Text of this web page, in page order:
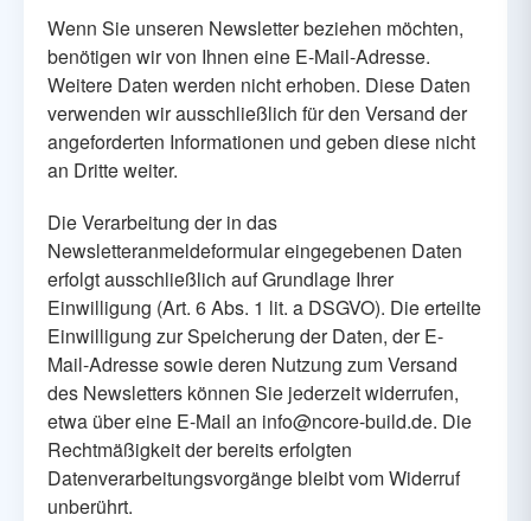
Wenn Sie unseren Newsletter beziehen möchten,
benötigen wir von Ihnen eine E-Mail-Adresse.
Weitere Daten werden nicht erhoben. Diese Daten
verwenden wir ausschließlich für den Versand der
angeforderten Informationen und geben diese nicht
an Dritte weiter.
Die Verarbeitung der in das
Newsletteranmeldeformular eingegebenen Daten
erfolgt ausschließlich auf Grundlage Ihrer
Einwilligung (Art. 6 Abs. 1 lit. a DSGVO). Die erteilte
Einwilligung zur Speicherung der Daten, der E-
Mail-Adresse sowie deren Nutzung zum Versand
des Newsletters können Sie jederzeit widerrufen,
etwa über eine E-Mail an info@ncore-build.de. Die
Rechtmäßigkeit der bereits erfolgten
Datenverarbeitungsvorgänge bleibt vom Widerruf
unberührt.